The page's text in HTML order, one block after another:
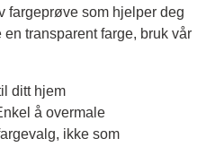
fargeprøve som hjelper deg
transparent farge, bruk vår
ditt hjem
å overmale
ikke som